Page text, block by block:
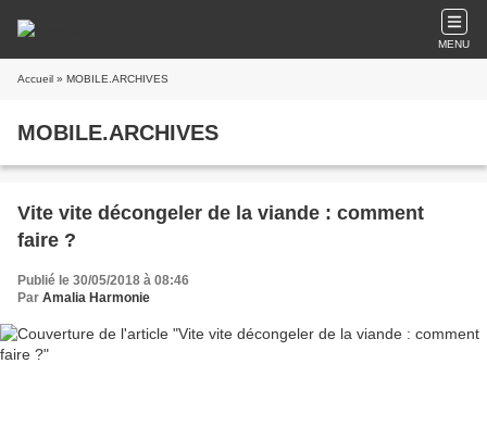
MENU
Accueil » MOBILE.ARCHIVES
MOBILE.ARCHIVES
Vite vite décongeler de la viande : comment
faire ?
Publié le 30/05/2018 à 08:46
Par Amalia Harmonie